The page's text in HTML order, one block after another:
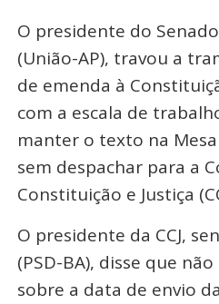
O presidente do
(União-AP), travou a
de emenda à
com a escala de
manter o texto na
sem despachar para a
Constituição e Justiça
O presidente da CCJ,
(PSD-BA), disse que
sobre a data de envio